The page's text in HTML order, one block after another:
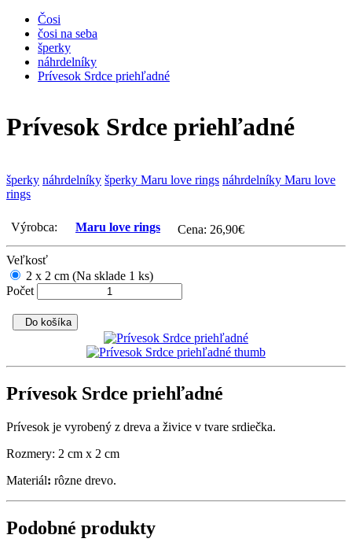
Čosi
čosi na seba
šperky
náhrdelníky
Prívesok Srdce priehľadné
Prívesok Srdce priehľadné
šperky náhrdelníky šperky Maru love rings náhrdelníky Maru love
rings
Výrobca: Maru love rings Cena: 26,90€
Veľkosť
2 x 2 cm (Na sklade 1 ks)
Počet
Do košíka
Prívesok Srdce priehľadné
Prívesok je vyrobený z dreva a živice v tvare srdiečka.
Rozmery: 2 cm x 2 cm
Materiál: rôzne drevo.
Podobné produkty